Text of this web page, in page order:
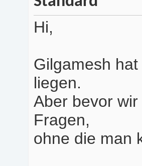
Hi,
Gilgamesh
liegen.
Aber bevor
Fragen,
ohne die man